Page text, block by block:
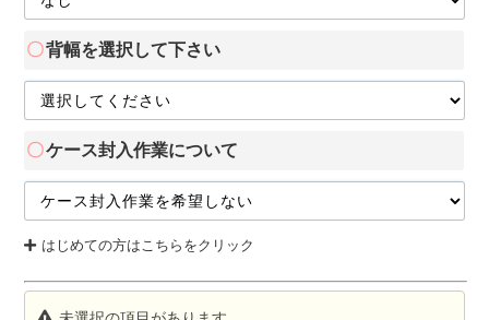
背幅を選択して下さい
ケース封入作業について
はじめての方はこちらをクリック